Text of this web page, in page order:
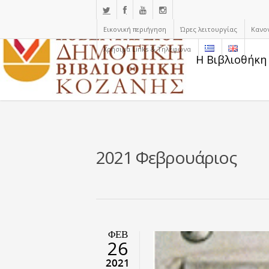
Εικονική περιήγηση Ώρες λειτουργίας
Χρήσιμα Links & Τηλέφωνα
Η
2021 Φεβρουάριος
ΦΕΒ
26
2021